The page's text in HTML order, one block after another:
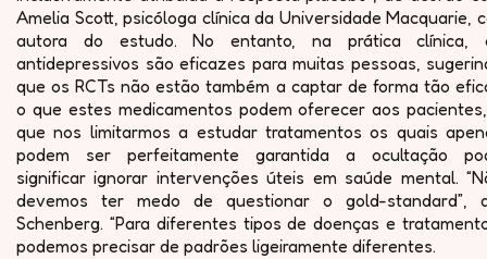
Amelia Scott, psicóloga clínica da Universidade Macquarie,
autora do estudo. No entanto, na prática clínica,
antidepressivos são eficazes para muitas pessoas,
que os RCTs não estão também a captar de forma tão
o que estes medicamentos podem oferecer aos
que nos limitarmos a estudar tratamentos os quais
podem ser perfeitamente garantida a ocultação
significar ignorar intervenções úteis em saúde mental.
devemos ter medo de questionar o gold-standard”,
Schenberg. “Para diferentes tipos de doenças e
podemos precisar de padrões ligeiramente diferentes.